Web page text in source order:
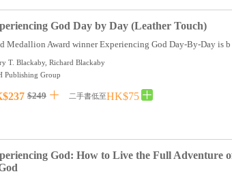
God Day by Day (Leather Touch)
Medallion Award winner Experiencing God Day-By-Day is b
T. Blackaby, Richard Blackaby
Publishing Group
$249 二手書低至HK$75
God: How to Live the Full Adventure